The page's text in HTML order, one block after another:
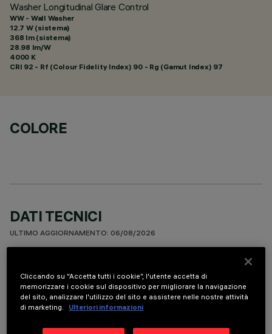
Washer Longitudinal Glare Control
WW - Wall Washer
12.7 W (sistema)
368 lm (sistema)
28.98 lm/W
4000 K
CRI 92 - Rf (Colour Fidelity Index) 90 - Rg (Gamut Index) 97
COLORE
DATI TECNICI
ULTIMO AGGIORNAMENTO: 06/08/2026
Apparecchio miniaturizzato lineare ad incasso per sorgenti
LED. Sistema ottico asimmetrico specializzato per ottenere
una efficace distribuzione sulla parete, evitando zone d’ombra
in prossimità del soffitto. Il telaio perimetrale in policarbonato
Cliccando su “Accetta tutti i cookie”, l'utente accetta di
memorizzare i cookie sul dispositivo per migliorare la navigazione
del sito, analizzare l'utilizzo del sito e assistere nelle nostre attività
di marketing.
Ulteriori informazioni